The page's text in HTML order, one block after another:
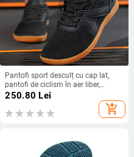
Pantofi sport desculț cu cap lat,
pantofi de ciclism în aer liber,
respirabili, antiderapanți, comerț
exterior, drumeții, pantofi casual,
pantofi de drumeție, pantofi
250.80 Lei
add_shopping_cart